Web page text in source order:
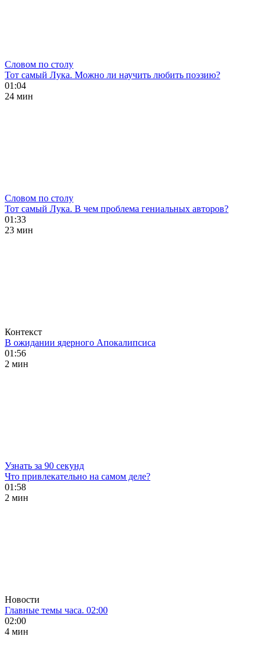
Словом по столу
Тот самый Лука. Можно ли научить любить поэзию?
01:04
24 мин
Словом по столу
Тот самый Лука. В чем проблема гениальных авторов?
01:33
23 мин
Контекст
В ожидании ядерного Апокалипсиса
01:56
2 мин
Узнать за 90 секунд
Что привлекательно на самом деле?
01:58
2 мин
Новости
Главные темы часа. 02:00
02:00
4 мин